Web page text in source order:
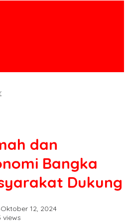
dan
Bangka
Dukung
Oktober 12, 2024
views